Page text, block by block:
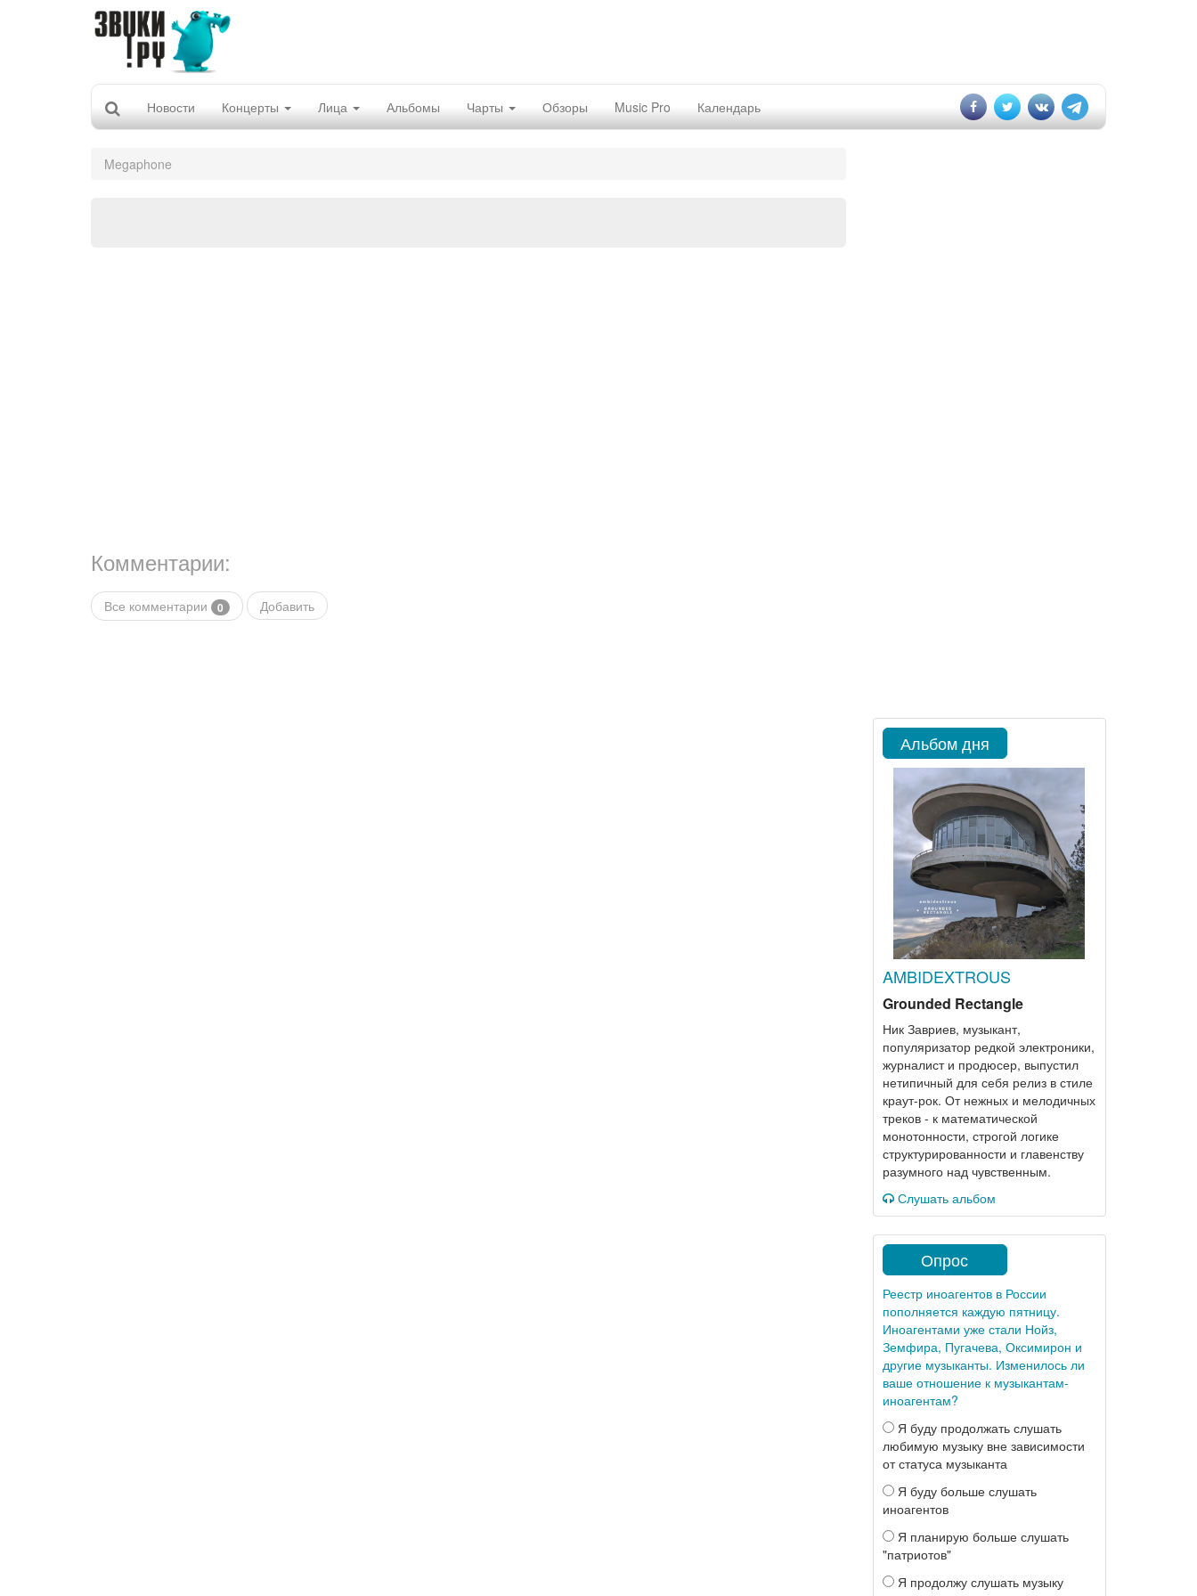
Новости Концерты Лица Альбомы Чарты Обзоры Music Pro Календарь
Megaphone
Комментарии:
Все комментарии 0 Добавить
Альбом дня
AMBIDEXTROUS
Grounded Rectangle
Ник Завриев, музыкант,
популяризатор редкой электроники,
журналист и продюсер, выпустил
нетипичный для себя релиз в стиле
краут-рок. От нежных и мелодичных
треков - к математической
монотонности, строгой логике
структурированности и главенству
разумного над чувственным.
Слушать альбом
Опрос
Реестр иноагентов в России
пополняется каждую пятницу.
Иноагентами уже стали Нойз,
Земфира, Пугачева, Оксимирон и
другие музыканты. Изменилось ли
ваше отношение к музыкантам-
иноагентам?
Я буду продолжать слушать
любимую музыку вне зависимости
от статуса музыканта
Я буду больше слушать
иноагентов
Я планирую больше слушать
"патриотов"
Я продолжу слушать музыку